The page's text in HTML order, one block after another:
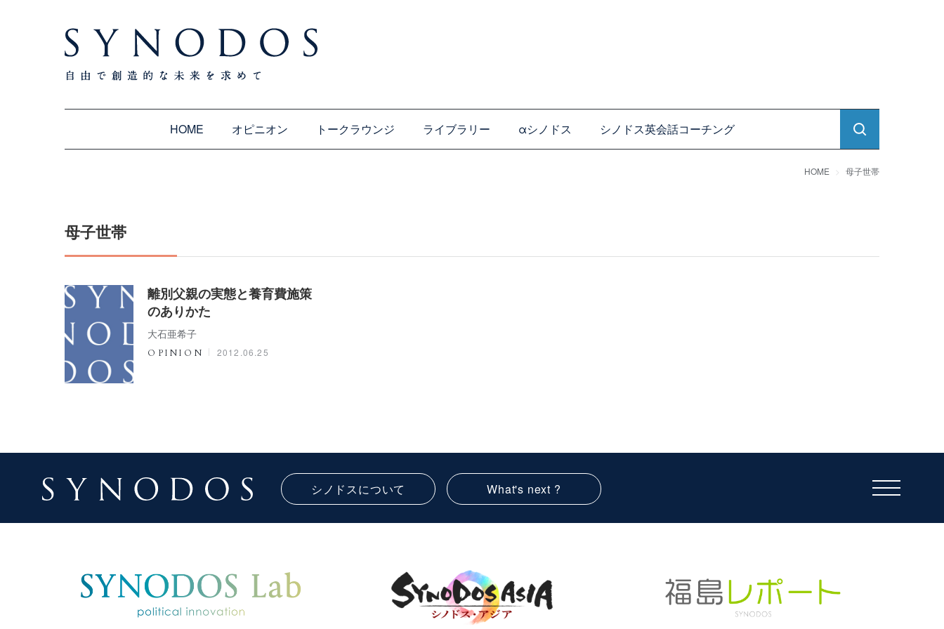
HOME オピニオン トークラウンジ ライブラリー αシノドス シノドス英会話コーチング
HOME 母子世帯
母子世帯
離別父親の実態と養育費施策
のありかた
大石亜希子
OPINION 2012.06.25
シノドスについて What's next ?